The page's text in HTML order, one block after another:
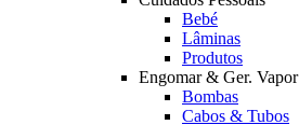
Bebé
Lâminas
Produtos
Engomar & Ger. Vapor
Bombas
Cabos & Tubos